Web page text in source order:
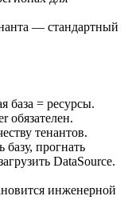
— стандартный
база = ресурсы.
обязателен.
тенантов.
базу, прогнать
DataSource.
инженерной